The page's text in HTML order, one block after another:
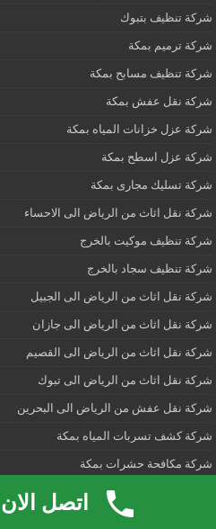
شركة تنظيف بتبوك
شركة ترميم بمكة
شركة تنظيف مسابح بمكة
شركة نقل عفش بمكة
شركة عزل خزانات المياه بمكة
شركة عزل اسطح بمكة
شركة تسليك مجارى بمكة
شركة نقل اثاث من الرياض الى الاحساء
شركة تنظيف موكيت بالخرج
شركة تنظيف سجاد بالخرج
شركة نقل اثاث من الرياض الى الجبيل
شركة نقل اثاث من الرياض الى جازان
شركة نقل اثاث من الرياض الى القصيم
شركة نقل اثاث من الرياض الى تبوك
شركة نقل عفش من الرياض الى البحرين
شركة كشف تسربات المياه بمكة
شركة مكافحة حشرات بمكة
شركة تنظيف خزانات المياه بمكة
شركة تنظيف مجالس بمكة
اتصل الان 0534584937